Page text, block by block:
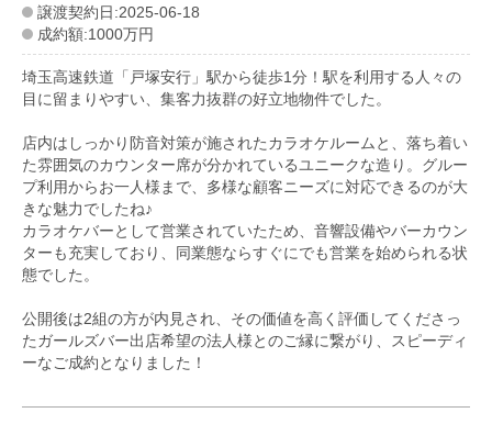
譲渡契約日:2025-06-18
成約額:1000万円
埼玉高速鉄道「戸塚安行」駅から徒歩1分！駅を利用する人々の
目に留まりやすい、集客力抜群の好立地物件でした。
店内はしっかり防音対策が施されたカラオケルームと、落ち着い
た雰囲気のカウンター席が分かれているユニークな造り。グルー
プ利用からお一人様まで、多様な顧客ニーズに対応できるのが大
きな魅力でしたね♪
カラオケバーとして営業されていたため、音響設備やバーカウン
ターも充実しており、同業態ならすぐにでも営業を始められる状
態でした。
公開後は2組の方が内見され、その価値を高く評価してくださっ
たガールズバー出店希望の法人様とのご縁に繋がり、スピーディ
ーなご成約となりました！